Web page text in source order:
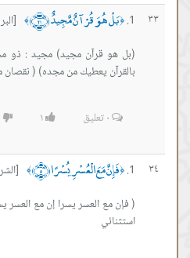
٣٣ ﴿بَلْ هُوَ قُرْآنٌ مَّجِيدٌ ﴿٢١﴾ ﴾
(بل هو قرآن مجيد) مجيد : ذو
بالقرآن يعطيك من مجده) ( نقصان
٠تعليق ١
٣٤ ﴿فَإِنَّ مَعَ الْعُسْرِ يُسْرًا ﴿٥﴾ ﴾
( فإن مع العسر يسرا إن مع العسر
استثنائي